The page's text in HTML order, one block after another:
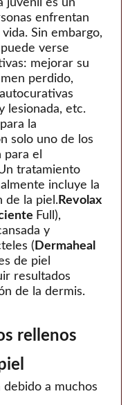
juvenil es un
enfrentan
Sin embargo,
verse
mejorar su
perdido,
lesionada, etc.
la
solo uno de los
el
tratamiento
incluye la
de la piel.Revolax
Full),
y
( Dermaheal
de piel
resultados
de la dermis.
rellenos
a muchos